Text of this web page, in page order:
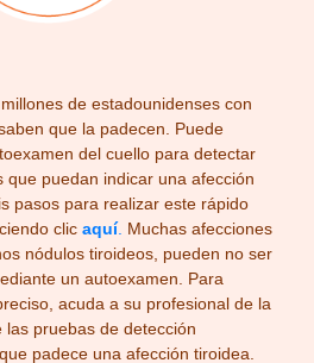
de estadounidenses con
que la padecen. Puede
del cuello para detectar
que puedan indicar una afección
pasos para realizar este rápido
clic aquí. Muchas afecciones
nódulos tiroideos, pueden no ser
un autoexamen. Para
acuda a su profesional de la
pruebas de detección
padece una afección tiroidea.